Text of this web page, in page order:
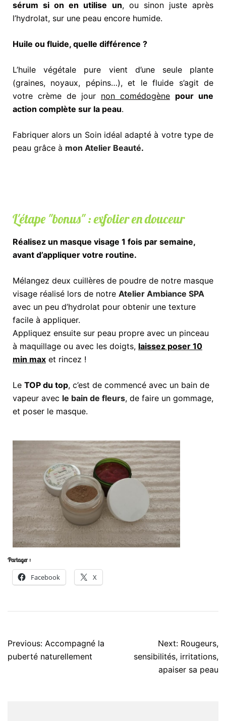
sérum si on en utilise un, ou sinon juste après
l’hydrolat, sur une peau encore humide.
Huile ou fluide, quelle différence ?
L’huile végétale pure vient d’une seule plante
(graines, noyaux, pépins…), et le fluide s’agit de
votre crème de jour non comédogène pour une
action complète sur la peau.
Fabriquer alors un Soin idéal adapté à votre type de
peau grâce à mon Atelier Beauté.
L'étape "bonus" : exfolier en douceur
Réalisez un masque visage 1 fois par semaine,
avant d’appliquer votre routine.
Mélangez deux cuillères de poudre de notre masque
visage réalisé lors de notre Atelier Ambiance SPA
avec un peu d’hydrolat pour obtenir une texture
facile à appliquer.
Appliquez ensuite sur peau propre avec un pinceau
à maquillage ou avec les doigts, laissez poser 10
min max et rincez !
Le TOP du top, c’est de commencé avec un bain de
vapeur avec le bain de fleurs, de faire un gommage,
et poser le masque.
Partager :
Facebook X
Previous: Accompagné la
puberté naturellement
Next: Rougeurs,
sensibilités, irritations,
apaiser sa peau